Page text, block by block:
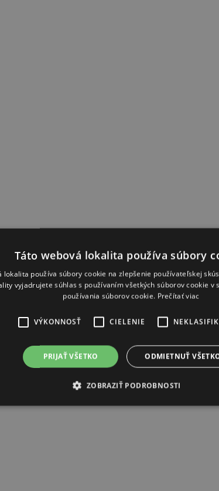
Táto webová lokalita používa súbory
lokalita používa súbory cookie na zlepšenie používateľskej
vyjadrujete súhlas s používaním všetkých súborov cookie v
používania súborov cookie. Prečítať viac
VÝKONNOSŤ CIELENIE
PRIJAŤ VŠETKO ODMIETNUŤ
ZOBRAZIŤ PODROBNOSTI